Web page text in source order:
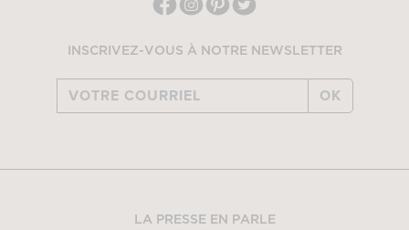
INSCRIVEZ-VOUS À NOTRE NEWSLETTER
OK
LA PRESSE EN PARLE